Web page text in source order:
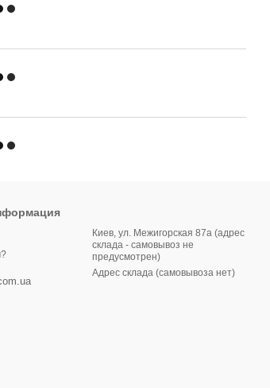
Киев, ул. Межигорская 87а (адрес
склада - самовывоз не
предусмотрен)
Адрес склада (самовывоза нет)